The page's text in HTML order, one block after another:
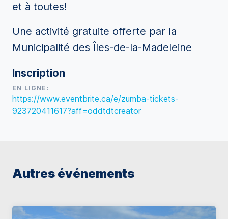
et à toutes!
Une activité gratuite offerte par la
Municipalité des Îles-de-la-Madeleine
Inscription
EN LIGNE:
https://www.eventbrite.ca/e/zumba-tickets-
923720411617?aff=oddtdtcreator
Autres événements